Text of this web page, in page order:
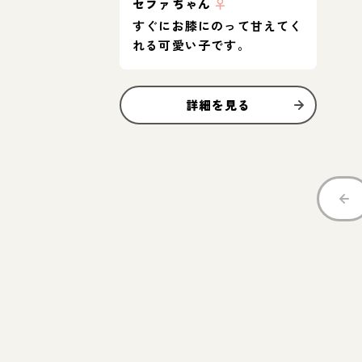
セファちゃん ♀
すぐにお膝にのって甘えてく
れる可愛い子です。
詳細を見る